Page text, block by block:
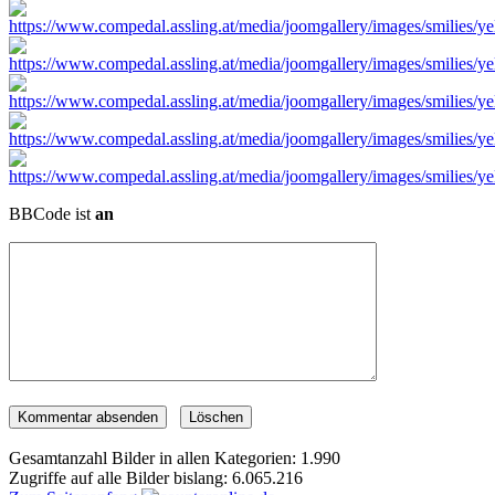
BBCode ist an
Gesamtanzahl Bilder in allen Kategorien: 1.990
Zugriffe auf alle Bilder bislang: 6.065.216